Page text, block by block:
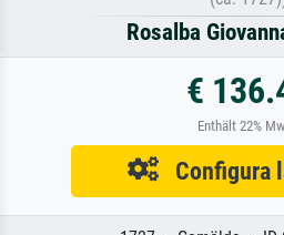
Rosalba
€
Enthält 22%
Configura